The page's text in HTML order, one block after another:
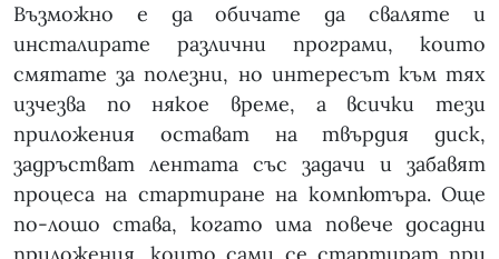
Възможно е да обичате да сваляте и
инсталирате различни програми, които
смятате за полезни, но интересът към тях
изчезва по някое време, а всички тези
приложения остават на твърдия диск,
задръстват лентата със задачи и забавят
процеса на стартиране на компютъра. Още
по-лошо става, когато има повече досадни